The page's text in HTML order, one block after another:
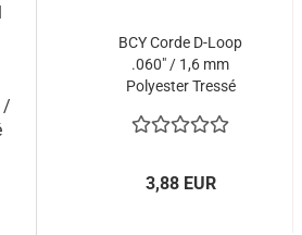
BCY Corde D-Loop
.060" / 1,6 mm
Polyester Tressé
3,88 EUR
/